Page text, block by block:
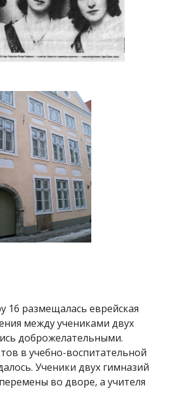
размещалась еврейская
между учениками двух
доброжелательными.
в учебно-воспитательной
Ученики двух гимназий
во дворе, а учителя